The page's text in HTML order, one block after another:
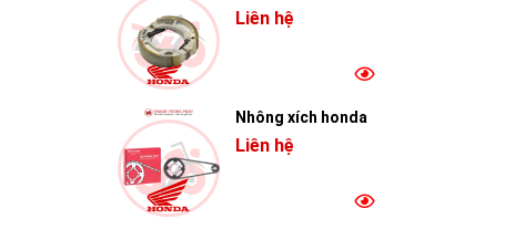
Liên hệ
Nhông xích honda
Liên hệ